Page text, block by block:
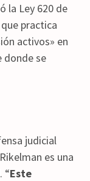
la Ley 620 de
practica
activos» en
donde se
judicial
es una
“Este